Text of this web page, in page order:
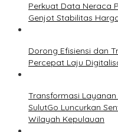
Perkuat Data Neraca
Genjot Stabilitas
Dorong Efisiensi dan
Percepat Laju
Transformasi
SulutGo Luncurkan
Wilayah Kepulauan